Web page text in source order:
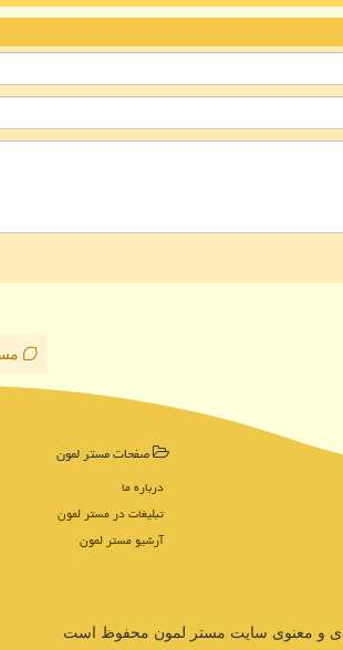
صفحات مستر لمون
درباره ما
تبلیغات در مستر لمون
آرشیو مستر لمون
و معنوی سایت مستر لمون محفوظ است